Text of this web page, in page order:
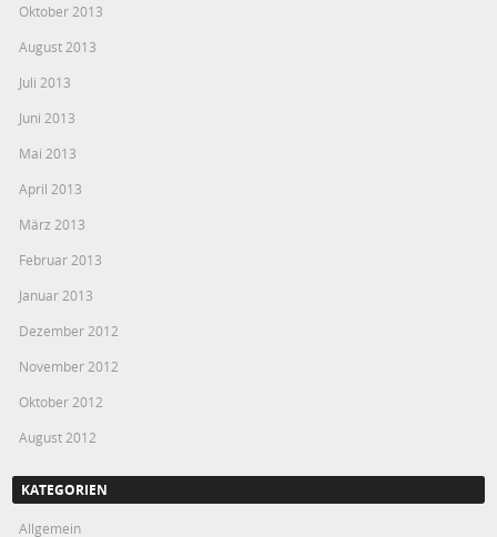
Oktober 2013
August 2013
Juli 2013
Juni 2013
Mai 2013
April 2013
März 2013
Februar 2013
Januar 2013
Dezember 2012
November 2012
Oktober 2012
August 2012
KATEGORIEN
Allgemein